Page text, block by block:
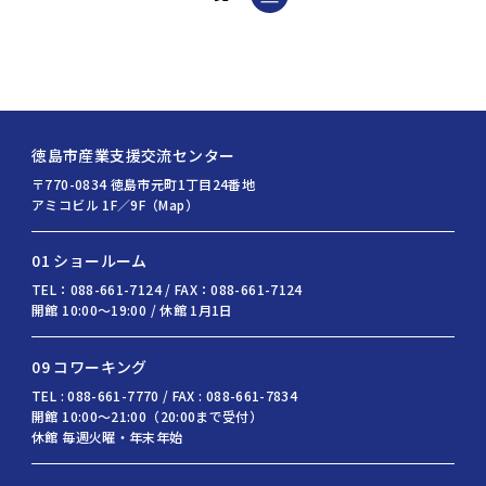
徳島市産業支援交流センター
〒770-0834 徳島市元町1丁目24番地
アミコビル 1F／9F（Map）
01 ショールーム
TEL：088-661-7124 / FAX：088-661-7124
開館 10:00〜19:00 / 休館 1月1日
09 コワーキング
TEL : 088-661-7770 / FAX : 088-661-7834
開館 10:00〜21:00（20:00まで受付）
休館 毎週火曜・年末年始